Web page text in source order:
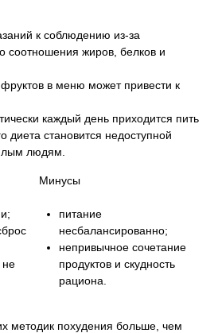
к соблюдению из-за
соотношения жиров, белков и
в меню может привести к
каждый день приходится пить
диета становится недоступной
людям.
Минусы
не
питание
несбалансированно;
непривычное сочетание
продуктов и скудность
рациона.
методик похудения больше, чем